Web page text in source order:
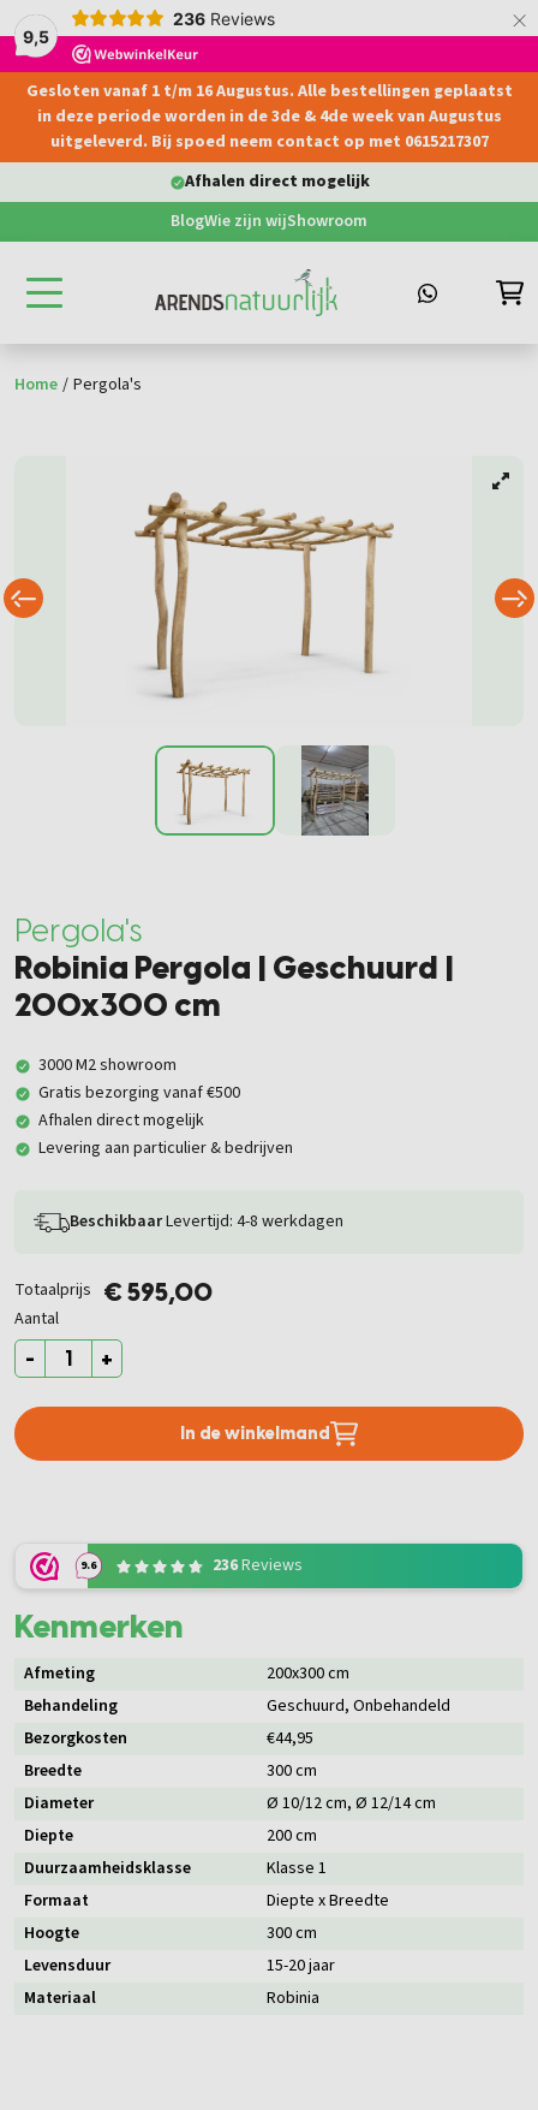
9,5
236 Reviews ×
Gesloten vanaf 1 t/m 16 Augustus. Alle bestellingen geplaatst
in deze periode worden in de 3de & 4de week van Augustus
uitgeleverd. Bij spoed neem contact op met 0615217307
Levering aan particulier & bedrijven
BlogWie zijn wijShowroom
Home / Pergola's
Pergola's
Robinia Pergola | Geschuurd |
200x300 cm
3000 M2 showroom
Gratis bezorging vanaf €500
Afhalen direct mogelijk
Levering aan particulier & bedrijven
BeschikbaarLevertijd: 4-8 werkdagen
Totaalprijs € 595,00
Aantal
- +
In de winkelmand
9.6 236Reviews
Kenmerken
Afmeting
200x300 cm
Behandeling
Geschuurd, Onbehandeld
Bezorgkosten
€44,95
Breedte
300 cm
Diameter
Ø 10/12 cm, Ø 12/14 cm
Diepte
200 cm
Duurzaamheidsklasse
Klasse 1
Formaat
Diepte x Breedte
Hoogte
300 cm
Levensduur
15-20 jaar
Materiaal
Robinia